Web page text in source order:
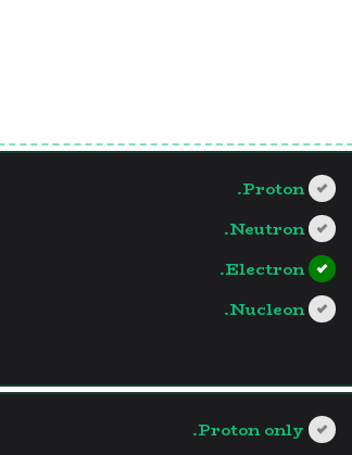
Proton.
Neutron.
Electron.
Nucleon.
Proton only.